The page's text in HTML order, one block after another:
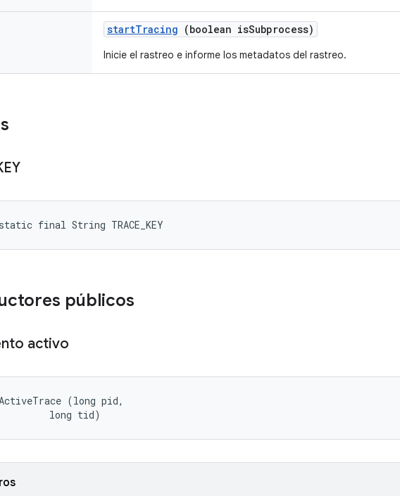
startTracing (boolean isSubprocess)
Inicie el rastreo e informe los metadatos del rastreo.
final String TRACE_KEY
públicos
activo
(long pid,
long tid)